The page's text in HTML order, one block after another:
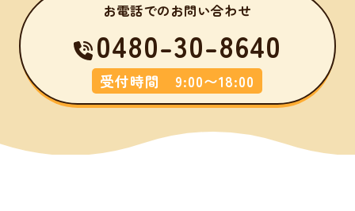
お電話でのお問い合わせ
0480-30-8640
受付時間 9:00〜18:00